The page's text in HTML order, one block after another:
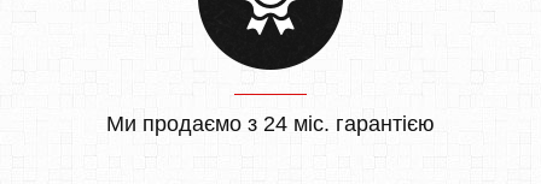
Ми продаємо з 24 міс. гарантією